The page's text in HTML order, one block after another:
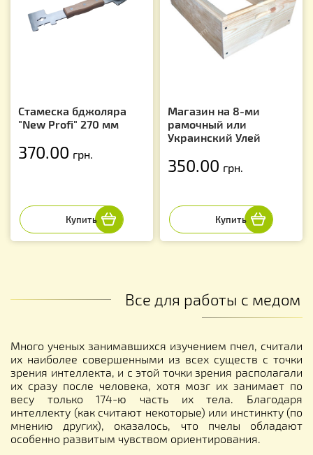
Стамеска бджоляра
"New Profi" 270 мм
370.00 грн.
Магазин на 8-ми
рамочный или
Украинский Улей
350.00 грн.
Все для работы с медом
Много ученых занимавшихся изучением пчел, считали
их наиболее совершенными из всех существ с точки
зрения интеллекта, и с этой точки зрения располагали
их сразу после человека, хотя мозг их занимает по
весу только 174-ю часть их тела. Благодаря
интеллекту (как считают некоторые) или инстинкту (по
мнению других), оказалось, что пчелы обладают
особенно развитым чувством ориентирования.